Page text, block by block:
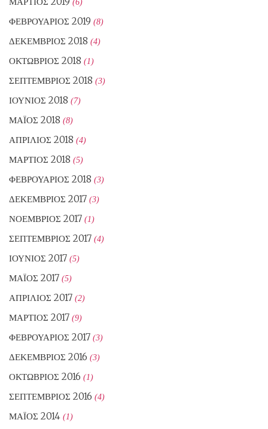
ΦΕΒΡΟΥΆΡΙΟΣ 2019 (8)
ΔΕΚΈΜΒΡΙΟΣ 2018 (4)
ΟΚΤΏΒΡΙΟΣ 2018 (1)
ΣΕΠΤΈΜΒΡΙΟΣ 2018 (3)
ΙΟΎΝΙΟΣ 2018 (7)
ΜΆΙΟΣ 2018 (8)
ΑΠΡΊΛΙΟΣ 2018 (4)
ΜΆΡΤΙΟΣ 2018 (5)
ΦΕΒΡΟΥΆΡΙΟΣ 2018 (3)
ΔΕΚΈΜΒΡΙΟΣ 2017 (3)
ΝΟΈΜΒΡΙΟΣ 2017 (1)
ΣΕΠΤΈΜΒΡΙΟΣ 2017 (4)
ΙΟΎΝΙΟΣ 2017 (5)
ΜΆΙΟΣ 2017 (5)
ΑΠΡΊΛΙΟΣ 2017 (2)
ΜΆΡΤΙΟΣ 2017 (9)
ΦΕΒΡΟΥΆΡΙΟΣ 2017 (3)
ΔΕΚΈΜΒΡΙΟΣ 2016 (3)
ΟΚΤΏΒΡΙΟΣ 2016 (1)
ΣΕΠΤΈΜΒΡΙΟΣ 2016 (4)
ΜΆΙΟΣ 2014 (1)